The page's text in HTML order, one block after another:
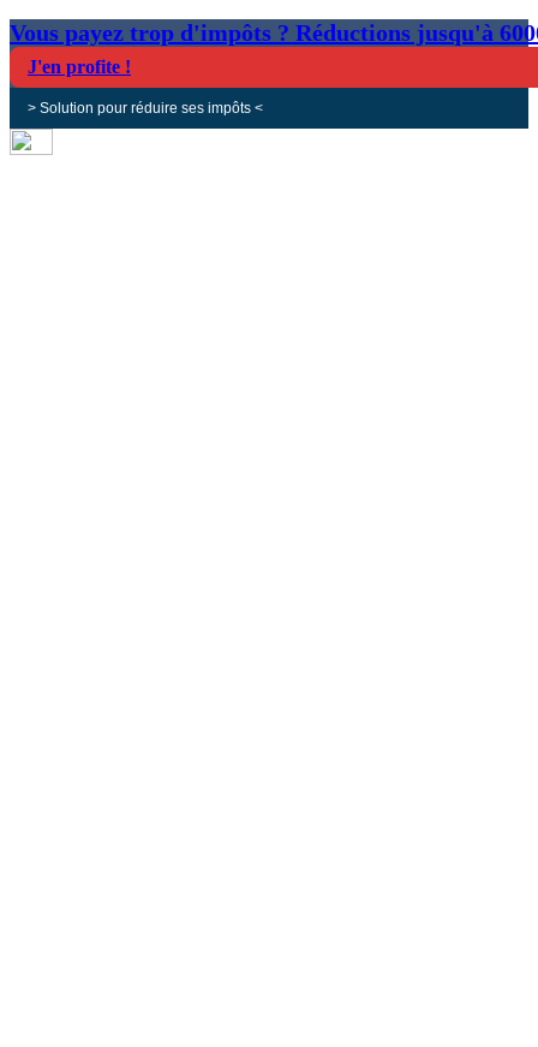
Vous payez trop d'impôts ? Réductions jusqu'à
J'en profite !
> Solution pour réduire ses impôts <